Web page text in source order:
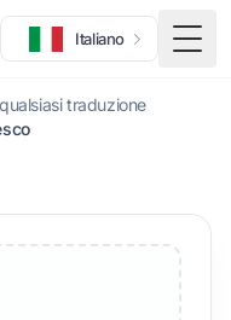
Italiano
traduzione